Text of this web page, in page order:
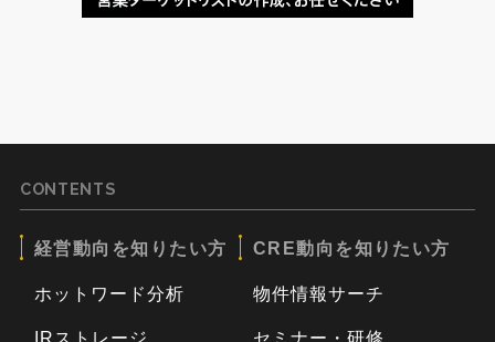
CONTENTS
経営動向を知りたい方
ホットワード分析
IRストレージ
CRE動向を知りたい方
物件情報サーチ
セミナー・研修